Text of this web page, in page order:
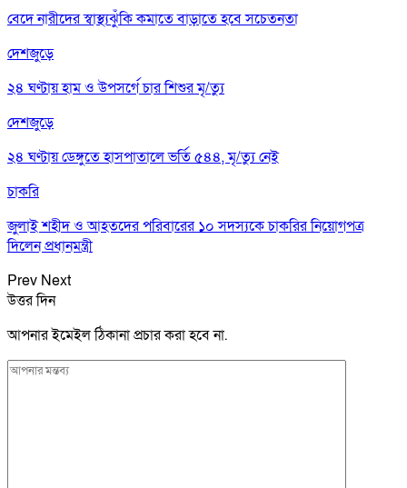
বেদে নারীদের স্বাস্থ্যঝুঁকি কমাতে বাড়াতে হবে সচেতনতা
দেশজুড়ে
২৪ ঘণ্টায় হাম ও উপসর্গে চার শিশুর মৃ/ত্যু
দেশজুড়ে
২৪ ঘণ্টায় ডেঙ্গুতে হাসপাতালে ভর্তি ৫৪৪, মৃ/ত্যু নেই
চাকরি
জুলাই শহীদ ও আহতদের পরিবারের ১০ সদস্যকে চাকরির নিয়োগপত্র
দিলেন প্রধানমন্ত্রী
Prev Next
উত্তর দিন
আপনার ইমেইল ঠিকানা প্রচার করা হবে না.